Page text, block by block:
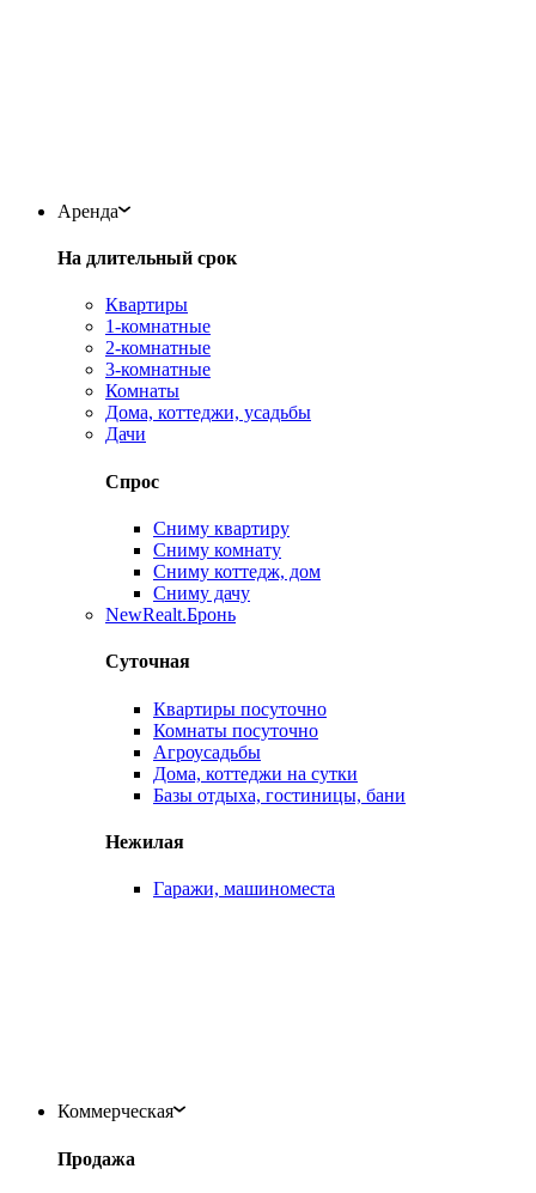
Аренда
На длительный срок
Квартиры
1-комнатные
2-комнатные
3-комнатные
Комнаты
Дома, коттеджи, усадьбы
Дачи
Спрос
Сниму квартиру
Сниму комнату
Сниму коттедж, дом
Сниму дачу
NewRealt.Бронь
Суточная
Квартиры посуточно
Комнаты посуточно
Агроусадьбы
Дома, коттеджи на сутки
Базы отдыха, гостиницы, бани
Нежилая
Гаражи, машиноместа
Коммерческая
Продажа